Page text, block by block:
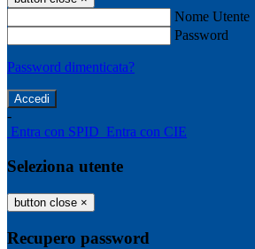
Nome Utente
Password
Password dimenticata?
-
Entra con SPID Entra con CIE
Seleziona utente
button close ×
Recupero password